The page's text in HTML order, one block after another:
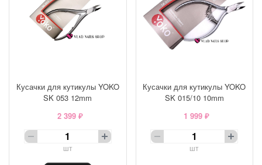
Кусачки для кутикулы YOKO
SK 053 12mm
2 399 ₽
шт
Кусачки для кутикулы YOKO
SK 015/10 10mm
1 999 ₽
шт